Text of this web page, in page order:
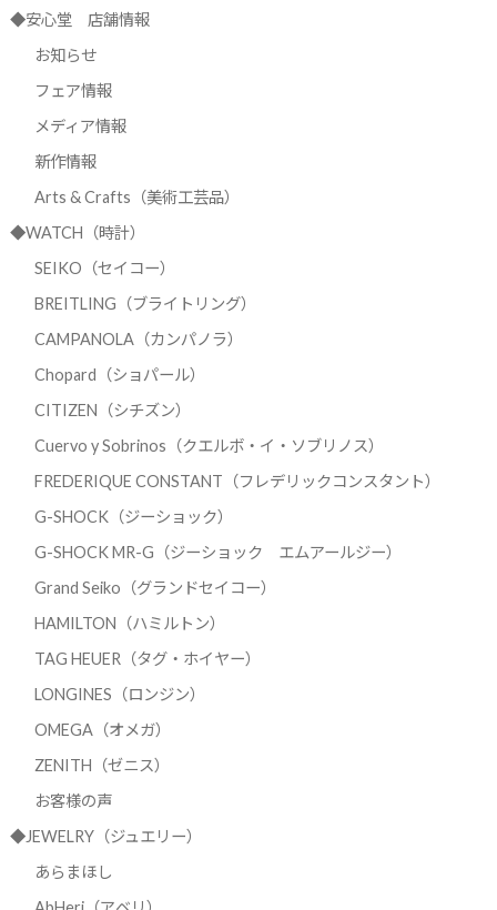
◆安心堂 店舗情報
お知らせ
フェア情報
メディア情報
新作情報
Arts & Crafts（美術工芸品）
◆WATCH（時計）
SEIKO（セイコー）
BREITLING（ブライトリング）
CAMPANOLA（カンパノラ）
Chopard（ショパール）
CITIZEN（シチズン）
Cuervo y Sobrinos（クエルボ・イ・ソブリノス）
FREDERIQUE CONSTANT（フレデリックコンスタント）
G-SHOCK（ジーショック）
G-SHOCK MR-G（ジーショック エムアールジー）
Grand Seiko（グランドセイコー）
HAMILTON（ハミルトン）
TAG HEUER（タグ・ホイヤー）
LONGINES（ロンジン）
OMEGA（オメガ）
ZENITH（ゼニス）
お客様の声
◆JEWELRY（ジュエリー）
あらまほし